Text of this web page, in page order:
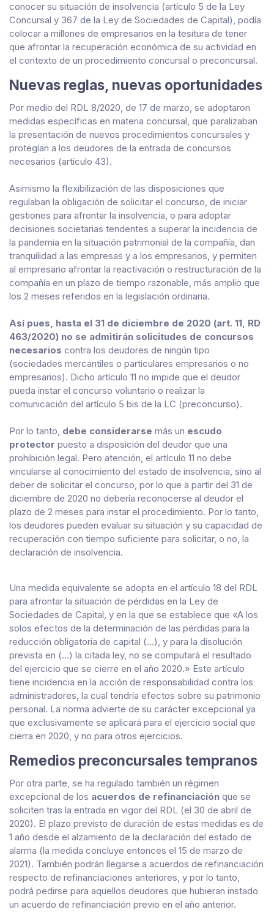
conocer su situación de insolvencia (artículo 5 de la Ley
Concursal y 367 de la Ley de Sociedades de Capital), podía
colocar a millones de empresarios en la tesitura de tener
que afrontar la recuperación económica de su actividad en
el contexto de un procedimiento concursal o preconcursal.
Nuevas reglas, nuevas oportunidades
Por medio del RDL 8/2020, de 17 de marzo, se adoptaron
medidas específicas en materia concursal, que paralizaban
la presentación de nuevos procedimientos concursales y
protegían a los deudores de la entrada de concursos
necesarios (artículo 43).
Asimismo la flexibilización de las disposiciones que
regulaban la obligación de solicitar el concurso, de iniciar
gestiones para afrontar la insolvencia, o para adoptar
decisiones societarias tendentes a superar la incidencia de
la pandemia en la situación patrimonial de la compañía, dan
tranquilidad a las empresas y a los empresarios, y permiten
al empresario afrontar la reactivación o restructuración de la
compañía en un plazo de tiempo razonable, más amplio que
los 2 meses referidos en la legislación ordinaria.
Así pues, hasta el 31 de diciembre de 2020 (art. 11, RD
463/2020) no se admitirán solicitudes de concursos
necesarios contra los deudores de ningún tipo
(sociedades mercantiles o particulares empresarios o no
empresarios). Dicho artículo 11 no impide que el deudor
pueda instar el concurso voluntario o realizar la
comunicación del artículo 5 bis de la LC (preconcurso).
Por lo tanto, debe considerarse más un escudo
protector puesto a disposición del deudor que una
prohibición legal. Pero atención, el artículo 11 no debe
vincularse al conocimiento del estado de insolvencia, sino al
deber de solicitar el concurso, por lo que a partir del 31 de
diciembre de 2020 no debería reconocerse al deudor el
plazo de 2 meses para instar el procedimiento. Por lo tanto,
los deudores pueden evaluar su situación y su capacidad de
recuperación con tiempo suficiente para solicitar, o no, la
declaración de insolvencia.
Una medida equivalente se adopta en el artículo 18 del RDL
para afrontar la situación de pérdidas en la Ley de
Sociedades de Capital, y en la que se establece que «A los
solos efectos de la determinación de las pérdidas para la
reducción obligatoria de capital (…), y para la disolución
prevista en (…) la citada ley, no se computará el resultado
del ejercicio que se cierre en el año 2020.» Este artículo
tiene incidencia en la acción de responsabilidad contra los
administradores, la cual tendría efectos sobre su patrimonio
personal. La norma advierte de su carácter excepcional ya
que exclusivamente se aplicará para el ejercicio social que
cierra en 2020, y no para otros ejercicios.
Remedios preconcursales tempranos
Por otra parte, se ha regulado también un régimen
excepcional de los acuerdos de refinanciación que se
soliciten tras la entrada en vigor del RDL (el 30 de abril de
2020). El plazo previsto de duración de estas medidas es de
1 año desde el alzamiento de la declaración del estado de
alarma (la medida concluye entonces el 15 de marzo de
2021). También podrán llegarse a acuerdos de refinanciación
respecto de refinanciaciones anteriores, y por lo tanto,
podrá pedirse para aquellos deudores que hubieran instado
un acuerdo de refinanciación previo en el año anterior.